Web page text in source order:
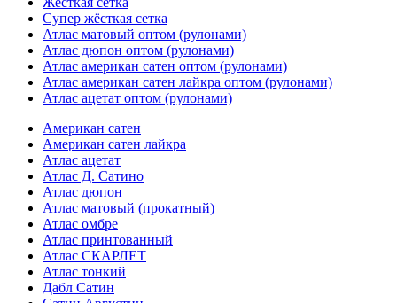
Супер жёсткая сетка
Атлас матовый оптом (рулонами)
Атлас дюпон оптом (рулонами)
Атлас американ сатен оптом (рулонами)
Атлас американ сатен лайкра оптом (рулонами)
Атлас ацетат оптом (рулонами)
Американ сатен
Американ сатен лайкра
Атлас ацетат
Атлас Д. Сатино
Атлас дюпон
Атлас матовый (прокатный)
Атлас омбре
Атлас принтованный
Атлас СКАРЛЕТ
Атлас тонкий
Дабл Сатин